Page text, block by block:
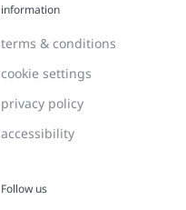
information
terms & conditions
cookie settings
privacy policy
accessibility
Follow us